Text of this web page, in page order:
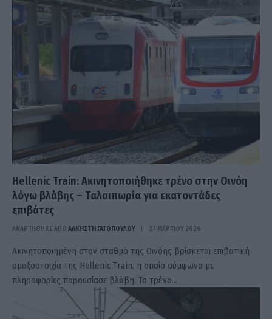
Hellenic Train: Ακινητοποιήθηκε τρένο στην Οινόη
λόγω βλάβης – Ταλαιπωρία για εκατοντάδες
επιβάτες
ΑΝΑΡΤΗΘΗΚΕ ΑΠΟ ΆΛΚΗΣΤΗ ΓΑΤΟΠΟΎΛΟΥ 27 ΜΑΡΤΊΟΥ 2026
Ακινητοποιημένη στον σταθμό της Οινόης βρίσκεται επιβατική
αμαξοστοιχία της Hellenic Train, η οποία σύμφωνα με
πληροφορίες παρουσίασε βλάβη. Το τρένο…